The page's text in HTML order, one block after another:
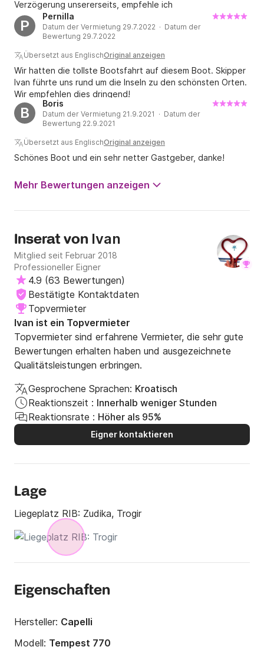
Verzögerung unsererseits, empfehle ich
P
Pernilla
Datum der Vermietung 29.7.2022 · Datum der
Bewertung 29.7.2022
Übersetzt aus EnglischOriginal anzeigen
Wir hatten die tollste Bootsfahrt auf diesem Boot. Skipper
Ivan führte uns rund um die Inseln zu den schönsten Orten.
Wir empfehlen dies dringend!
B
Boris
Datum der Vermietung 21.9.2021 · Datum der
Bewertung 22.9.2021
Übersetzt aus EnglischOriginal anzeigen
Schönes Boot und ein sehr netter Gastgeber, danke!
Mehr Bewertungen anzeigen
Inserat von Ivan
Mitglied seit Februar 2018
Professioneller Eigner
4.9 (63 Bewertungen)
Bestätigte Kontaktdaten
Topvermieter
Ivan ist ein Topvermieter
Topvermieter sind erfahrene Vermieter, die sehr gute
Bewertungen erhalten haben und ausgezeichnete
Qualitätsleistungen erbringen.
Gesprochene Sprachen: Kroatisch
Reaktionszeit : Innerhalb weniger Stunden
Reaktionsrate : Höher als 95%
Eigner kontaktieren
Lage
Liegeplatz RIB: Zudika, Trogir
Eigenschaften
Hersteller: Capelli
Modell: Tempest 770